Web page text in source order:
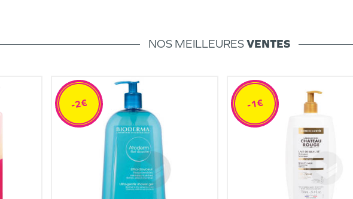
NOS MEILLEURESVENTES
-2€ -1€